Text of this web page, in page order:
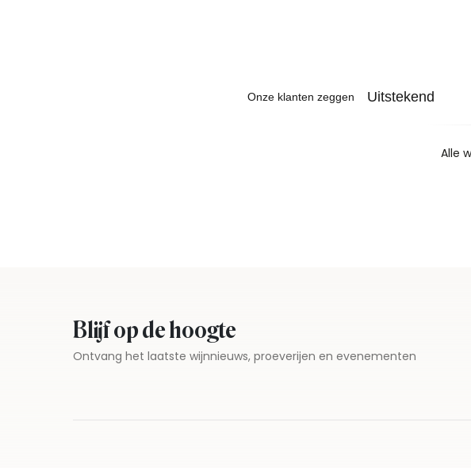
Alle
Vandaag
Blijf op de hoogte
Ontvang het laatste wijnnieuws, proeverijen en evenementen